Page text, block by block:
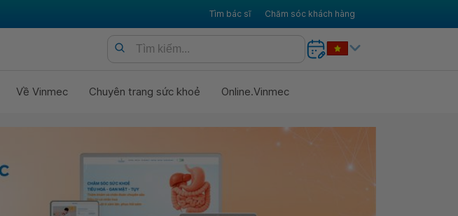
Tìm bác sĩ Chăm sóc khách hàng
Về Vinmec Chuyên trang sức khoẻ Online.Vinmec